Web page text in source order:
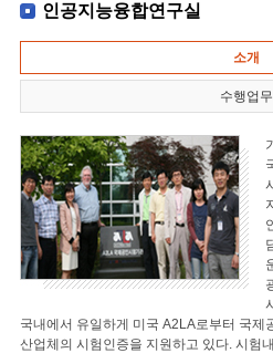
인공지능융합연구실
소개
수행업무
국내에서 유일하게 미국 A2LA로부터 국제
산업체의 시험인증을 지원하고 있다. 시험